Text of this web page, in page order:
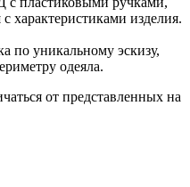
изделия.
по уникальному эскизу,
одеяла.
от представленных на